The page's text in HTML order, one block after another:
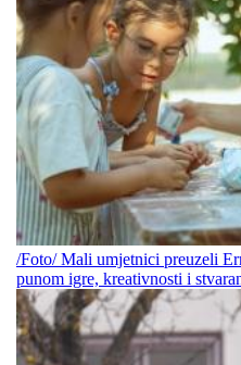
/Foto/ Mali umjetnici preuzeli
punom igre, kreativnosti i